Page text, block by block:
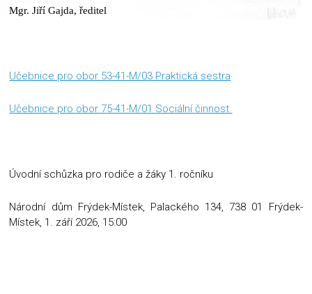
Mgr. Jiří Gajda, ředitel
Učebnice pro obor 53-41-M/03 Praktická sestra
Učebnice pro obor 75-41-M/01 Sociální činnost
Úvodní schůzka pro rodiče a žáky 1. ročníku
Národní dům Frýdek-Místek, Palackého 134, 738 01 Frýdek-
Místek, 1. září 2026, 15:00